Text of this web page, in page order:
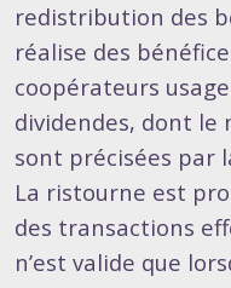
redistribution des
réalise des
coopérateurs
dividendes, dont
sont précisées par
La ristourne est
des transactions
n’est valide que